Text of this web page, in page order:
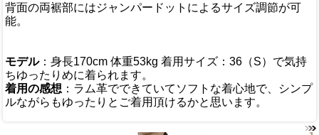
背面の両裾部にはジャンパードットによるサイズ調節が可
能。
モデル：身長170cm 体重53kg 着用サイズ：36（S）で気持
ちゆったりめに着られます。
着用の感想 ：ラム革でできていてソフトな着心地で、シンプ
ルながらもゆったりとご着用頂けるかと思います。